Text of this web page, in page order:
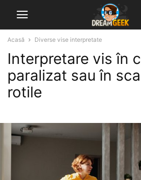
Acasă Diverse vise interpretate
Interpretare vis în
paralizat sau în
rotile